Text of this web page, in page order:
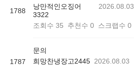
1788
낭만적인오징어
3322
2026.08.03
조회수 35 추천수 0 스크랩수 0
1787
문의
희망찬냉장고2445 2026.08.03